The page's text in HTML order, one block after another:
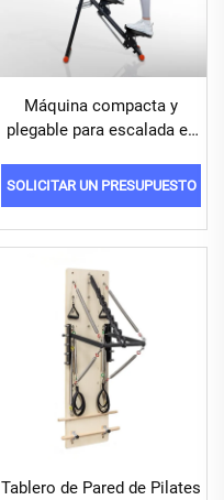
Máquina compacta y
plegable para escalada en
SOLICITAR UN PRESUPUESTO
Tablero de Pared de Pilates